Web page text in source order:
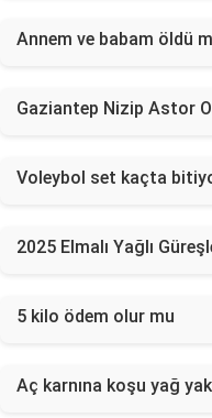
Annem ve babam öldü
Gaziantep Nizip Astor
Voleybol set kaçta
2025 Elmalı Yağlı
5 kilo ödem olur mu
Aç karnına koşu yağ